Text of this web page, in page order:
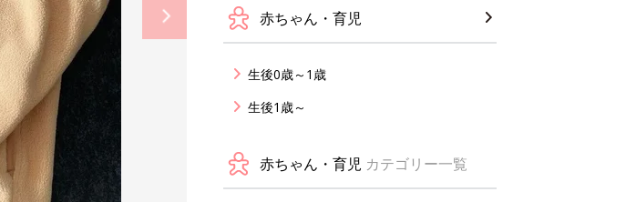
赤ちゃん・育児
生後0歳～1歳
生後1歳～
赤ちゃん・育児 カテゴリー一覧